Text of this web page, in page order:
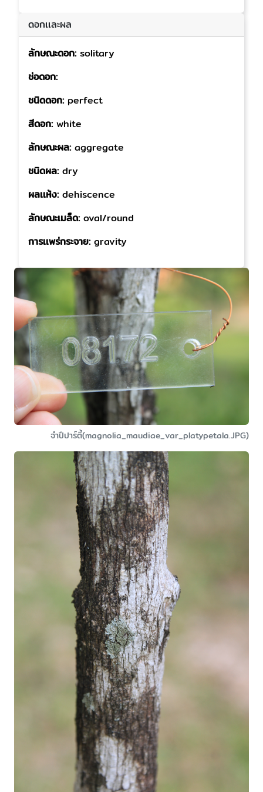
ดอกเเละผล
ลักษณะดอก: solitary
ช่อดอก:
ชนิดดอก: perfect
สีดอก: white
ลักษณะผล: aggregate
ชนิดผล: dry
ผลเเห้ง: dehiscence
ลักษณะเมล็ด: oval/round
การเเพร่กระจาย: gravity
จำปีปาร์ตี้(magnolia_maudiae_var_platypetala.JPG)